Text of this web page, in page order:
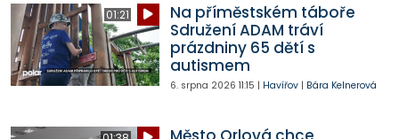
01:21
Na příměstském táboře
Sdružení ADAM tráví
prázdniny 65 dětí s
autismem
6. srpna 2026 11:15 | Havířov| Bára Kelnerová